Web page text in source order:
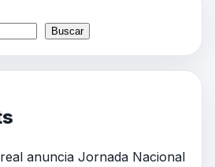
Buscar
anuncia Jornada Nacional